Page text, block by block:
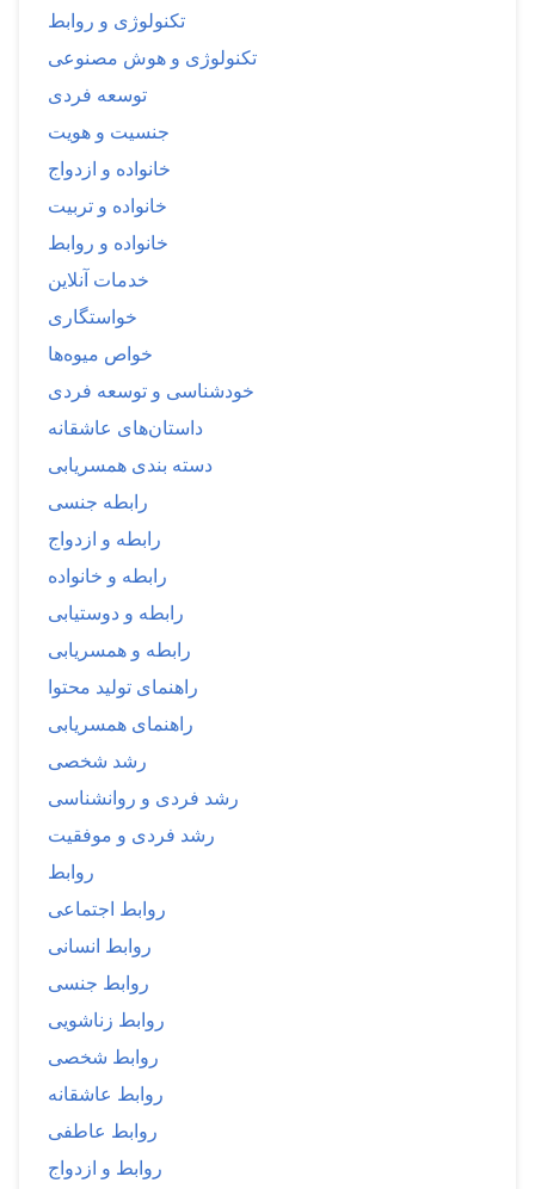
تکنولوژی و روابط
تکنولوژی و هوش مصنوعی
توسعه فردی
جنسیت و هویت
خانواده و ازدواج
خانواده و تربیت
خانواده و روابط
خدمات آنلاین
خواستگاری
خواص میوه‌ها
خودشناسی و توسعه فردی
داستان‌های عاشقانه
دسته بندی همسریابی
رابطه جنسی
رابطه و ازدواج
رابطه و خانواده
رابطه و دوستیابی
رابطه و همسریابی
راهنمای تولید محتوا
راهنمای همسریابی
رشد شخصی
رشد فردی و روانشناسی
رشد فردی و موفقیت
روابط
روابط اجتماعی
روابط انسانی
روابط جنسی
روابط زناشویی
روابط شخصی
روابط عاشقانه
روابط عاطفی
روابط و ازدواج